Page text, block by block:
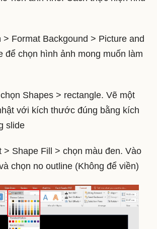
> Format Backgound > Picture and
để chọn hình ảnh mong muốn làm
Shapes > rectangle. Vẽ một
với kích thước đúng bằng kích
slide
> Shape Fill > chọn màu đen. Vào
chọn no outline (Không để viền)